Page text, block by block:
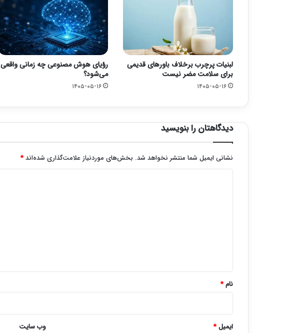
لبنیات پرچرب برخلاف باورهای قدیمی
برای سلامت مضر نیست
۱۴۰۵-۰۵-۱۶
رؤیای هوش مصنوعی چه زمانی واقعی
می‌شود؟
۱۴۰۵-۰۵-۱۶
دیدگاهتان را بنویسید
نشانی ایمیل شما منتشر نخواهد شد. بخش‌های موردنیاز علامت‌گذاری شده‌اند*
نام*
ایمیل* وب‌ سایت